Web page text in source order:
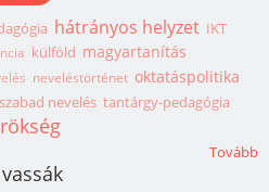
hátrányos helyzet IKT
külföld magyartanítás
neveléstörténet oktatáspolitika
szabad nevelés tantárgy-pedagógia
Tovább